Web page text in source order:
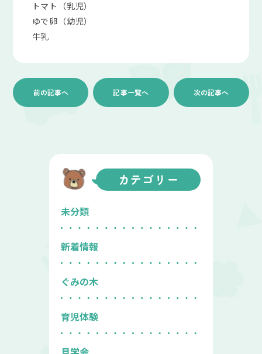
トマト（乳児）
ゆで卵（幼児）
牛乳
前の記事へ 記事一覧へ 次の記事へ
カテゴリー
未分類
新着情報
ぐみの木
育児体験